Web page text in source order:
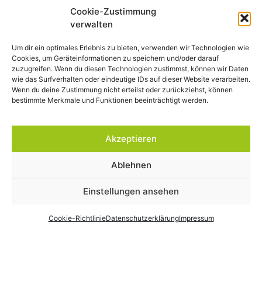
Cookie-Zustimmung
verwalten
Um dir ein optimales Erlebnis zu bieten, verwenden wir Technologien wie
Cookies, um Geräteinformationen zu speichern und/oder darauf
zuzugreifen. Wenn du diesen Technologien zustimmst, können wir Daten
wie das Surfverhalten oder eindeutige IDs auf dieser Website verarbeiten.
Wenn du deine Zustimmung nicht erteilst oder zurückziehst, können
bestimmte Merkmale und Funktionen beeinträchtigt werden.
Akzeptieren
Ablehnen
Einstellungen ansehen
Cookie-RichtlinieDatenschutzerklärungImpressum
Die Sozialen Kompetenzgruppen finden in regional
ohne Eltern bzw. Mütter oder als reine Jugendlichen- bzw.
Kindergruppe durchgeführt werden.